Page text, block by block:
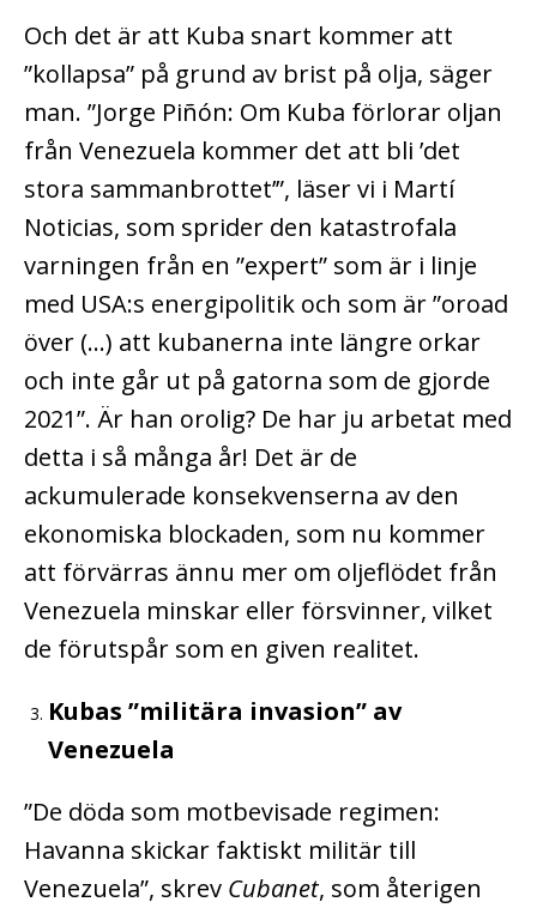
Och det är att Kuba snart kommer att
”kollapsa” på grund av brist på olja, säger
man. ”Jorge Piñón: Om Kuba förlorar oljan
från Venezuela kommer det att bli ’det
stora sammanbrottet’”, läser vi i Martí
Noticias, som sprider den katastrofala
varningen från en ”expert” som är i linje
med USA:s energipolitik och som är ”oroad
över (…) att kubanerna inte längre orkar
och inte går ut på gatorna som de gjorde
2021”. Är han orolig? De har ju arbetat med
detta i så många år! Det är de
ackumulerade konsekvenserna av den
ekonomiska blockaden, som nu kommer
att förvärras ännu mer om oljeflödet från
Venezuela minskar eller försvinner, vilket
de förutspår som en given realitet.
Kubas ”militära invasion” av
Venezuela
”De döda som motbevisade regimen:
Havanna skickar faktiskt militär till
Venezuela”, skrev Cubanet, som återigen